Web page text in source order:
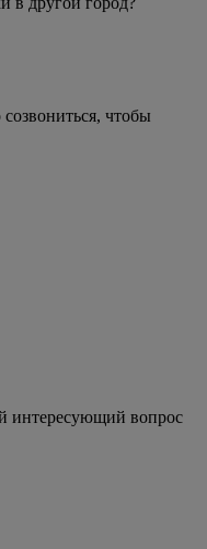
чтобы
интересующий вопрос